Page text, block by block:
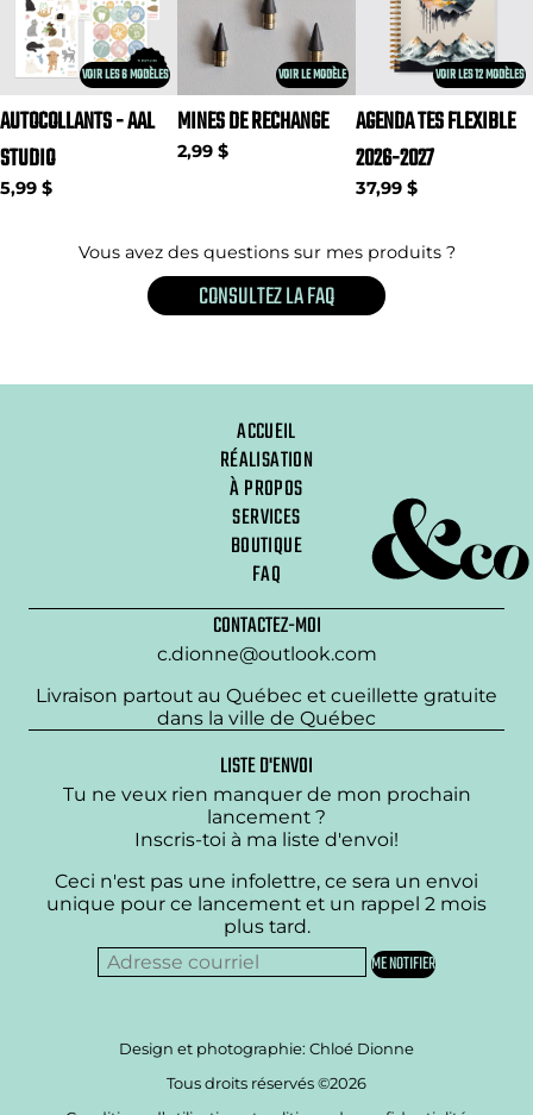
VOIR LES 6 MODÈLES
AUTOCOLLANTS - AAL
STUDIO
5,99 $
VOIR LE MODÈLE
MINES DE RECHANGE
2,99 $
VOIR LES 12 MODÈLES
AGENDA TES FLEXIBLE
2026-2027
37,99 $
Vous avez des questions sur mes produits ?
CONSULTEZ LA FAQ
ACCUEIL
RÉALISATION
À PROPOS
SERVICES
BOUTIQUE
FAQ
CONTACTEZ-MOI
c.dionne@outlook.com
Livraison partout au Québec et cueillette gratuite
dans la ville de Québec
LISTE D'ENVOI
Tu ne veux rien manquer de mon prochain
lancement ?
Inscris-toi à ma liste d'envoi!
Ceci n'est pas une infolettre, ce sera un envoi
unique pour ce lancement et un rappel 2 mois
plus tard.
Design et photographie: Chloé Dionne
Tous droits réservés ©2026